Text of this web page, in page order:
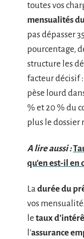
toutes vos
mensualités
pas dépasser
pourcentage,
structure les
facteur décisif :
pèse lourd
% et 20 % du
plus le dossier
A lire aussi :
qu'en est-il en
La durée du
vos
le taux
l’assurance